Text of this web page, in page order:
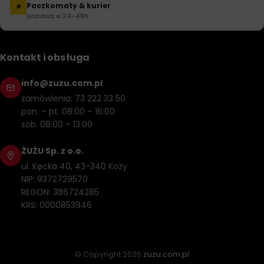
P Paczkomaty & kurier
Dostawa w 24–48h
Kontakt i obsługa
info@zuzu.com.pl
zamówienia: 73 222 33 50
pon. – pt. 08:00 – 16:00
sob. 08:00 – 13:00
ŻUŻU Sp. z o.o.
ul. Kęcka 40, 43-340 Kozy
NIP: 9372729570
REGON: 386724285
KRS: 0000853946
© Copyright 2026 zuzu.com.pl